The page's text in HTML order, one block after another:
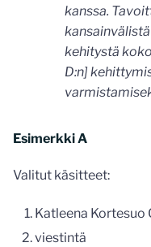
kanssa.
kehitystä
D:n]
Esimerkki A
Valitut käsitteet:
Katleena Kortesuo
viestintä